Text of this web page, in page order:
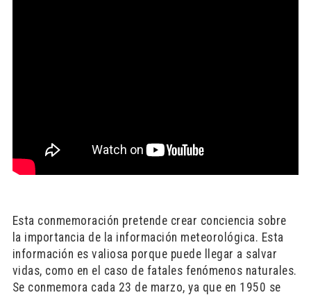
Esta conmemoración pretende crear conciencia sobre
la importancia de la información meteorológica. Esta
información es valiosa porque puede llegar a salvar
vidas, como en el caso de fatales fenómenos naturales.
Se conmemora cada 23 de marzo, ya que en 1950 se